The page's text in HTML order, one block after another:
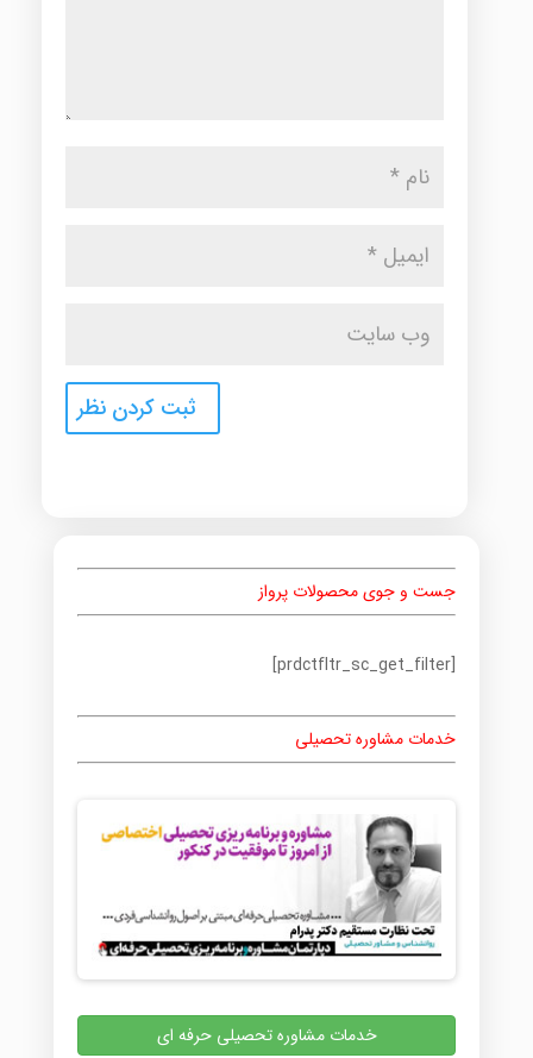
جست و جوی محصولات پرواز
[prdctfltr_sc_get_filter]
خدمات مشاوره تحصیلی
خدمات مشاوره تحصیلی حرفه ای